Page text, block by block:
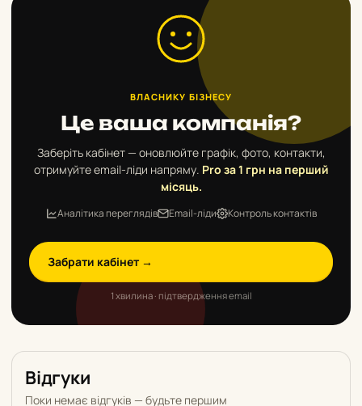
ВЛАСНИКУ БІЗНЕСУ
Це ваша компанія?
Заберіть кабінет — оновлюйте графік, фото, контакти,
отримуйте email-ліди напряму. Pro за 1 грн на перший
місяць.
Аналітика переглядів Email-ліди Контроль контактів
Забрати кабінет →
1 хвилина · підтвердження email
Відгуки
Поки немає відгуків — будьте першим